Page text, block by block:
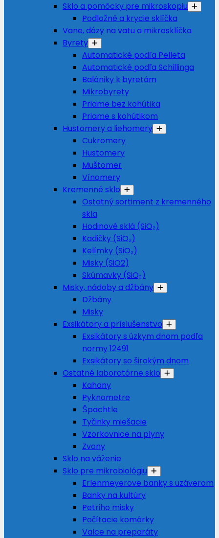
Sklo a pomôcky pre mikroskopiu
Podložné a krycie sklíčka
Vane, dózy na vatu a mikrosklíčka
Byrety
Automatické podľa Pelleta
Automatické podľa Schillinga
Balóniky k byretám
Mikrobyrety
Priame bez kohútika
Priame s kohútikom
Hustomery a liehomery
Cukromery
Hustomery
Muštomer
Vínomery
Kremenné sklo
Ostatný sortiment z kremenného
skla
Hodinové sklá (SiO₂)
Kadičky (SiO₂)
Kelímky (SiO₂)
Misky (SiO2)
Skúmavky (SiO₂)
Misky, nádoby a džbány
Džbány
Misky
Exsikátory a príslušenstvo
Exsikátory s úzkym dnom podľa
normy 12491
Exsikátory so širokým dnom
Ostatné laboratórne sklo
Kahany
Pyknometre
Špachtle
Tyčinky miešacie
Vzorkovnice na plyny
Zvony
Sklo na váženie
Sklo pre mikrobiológiu
Erlenmeyerove banky s uzáverom
Banky na kultúry
Petriho misky
Počítacie komôrky
Valce na preparáty